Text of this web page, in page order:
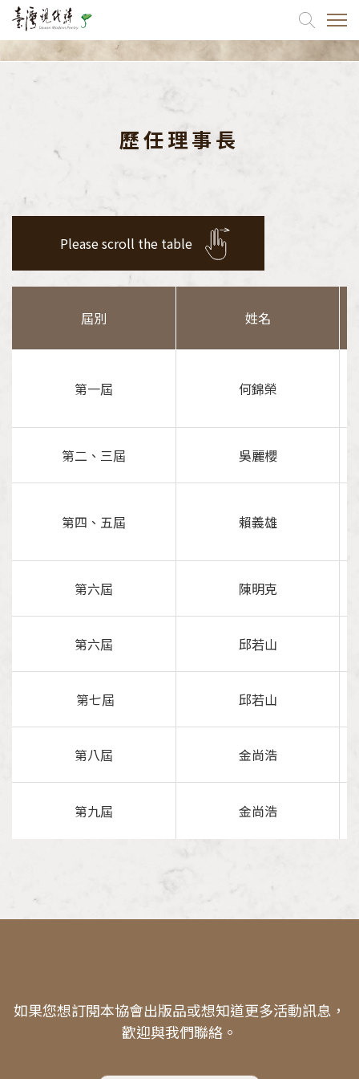
關於我們
出版品
加入會員
支持我們
歷任理事長
Please scroll the table
屆別 姓名
第一屆 何錦榮
第二、三屆 吳麗櫻
第四、五屆 賴義雄
第六屆 陳明克
第六屆 邱若山
第七屆 邱若山
第八屆 金尚浩
第九屆 金尚浩
如果您想訂閱本協會出版品或想知道更多活動訊息，
歡迎與我們聯絡。